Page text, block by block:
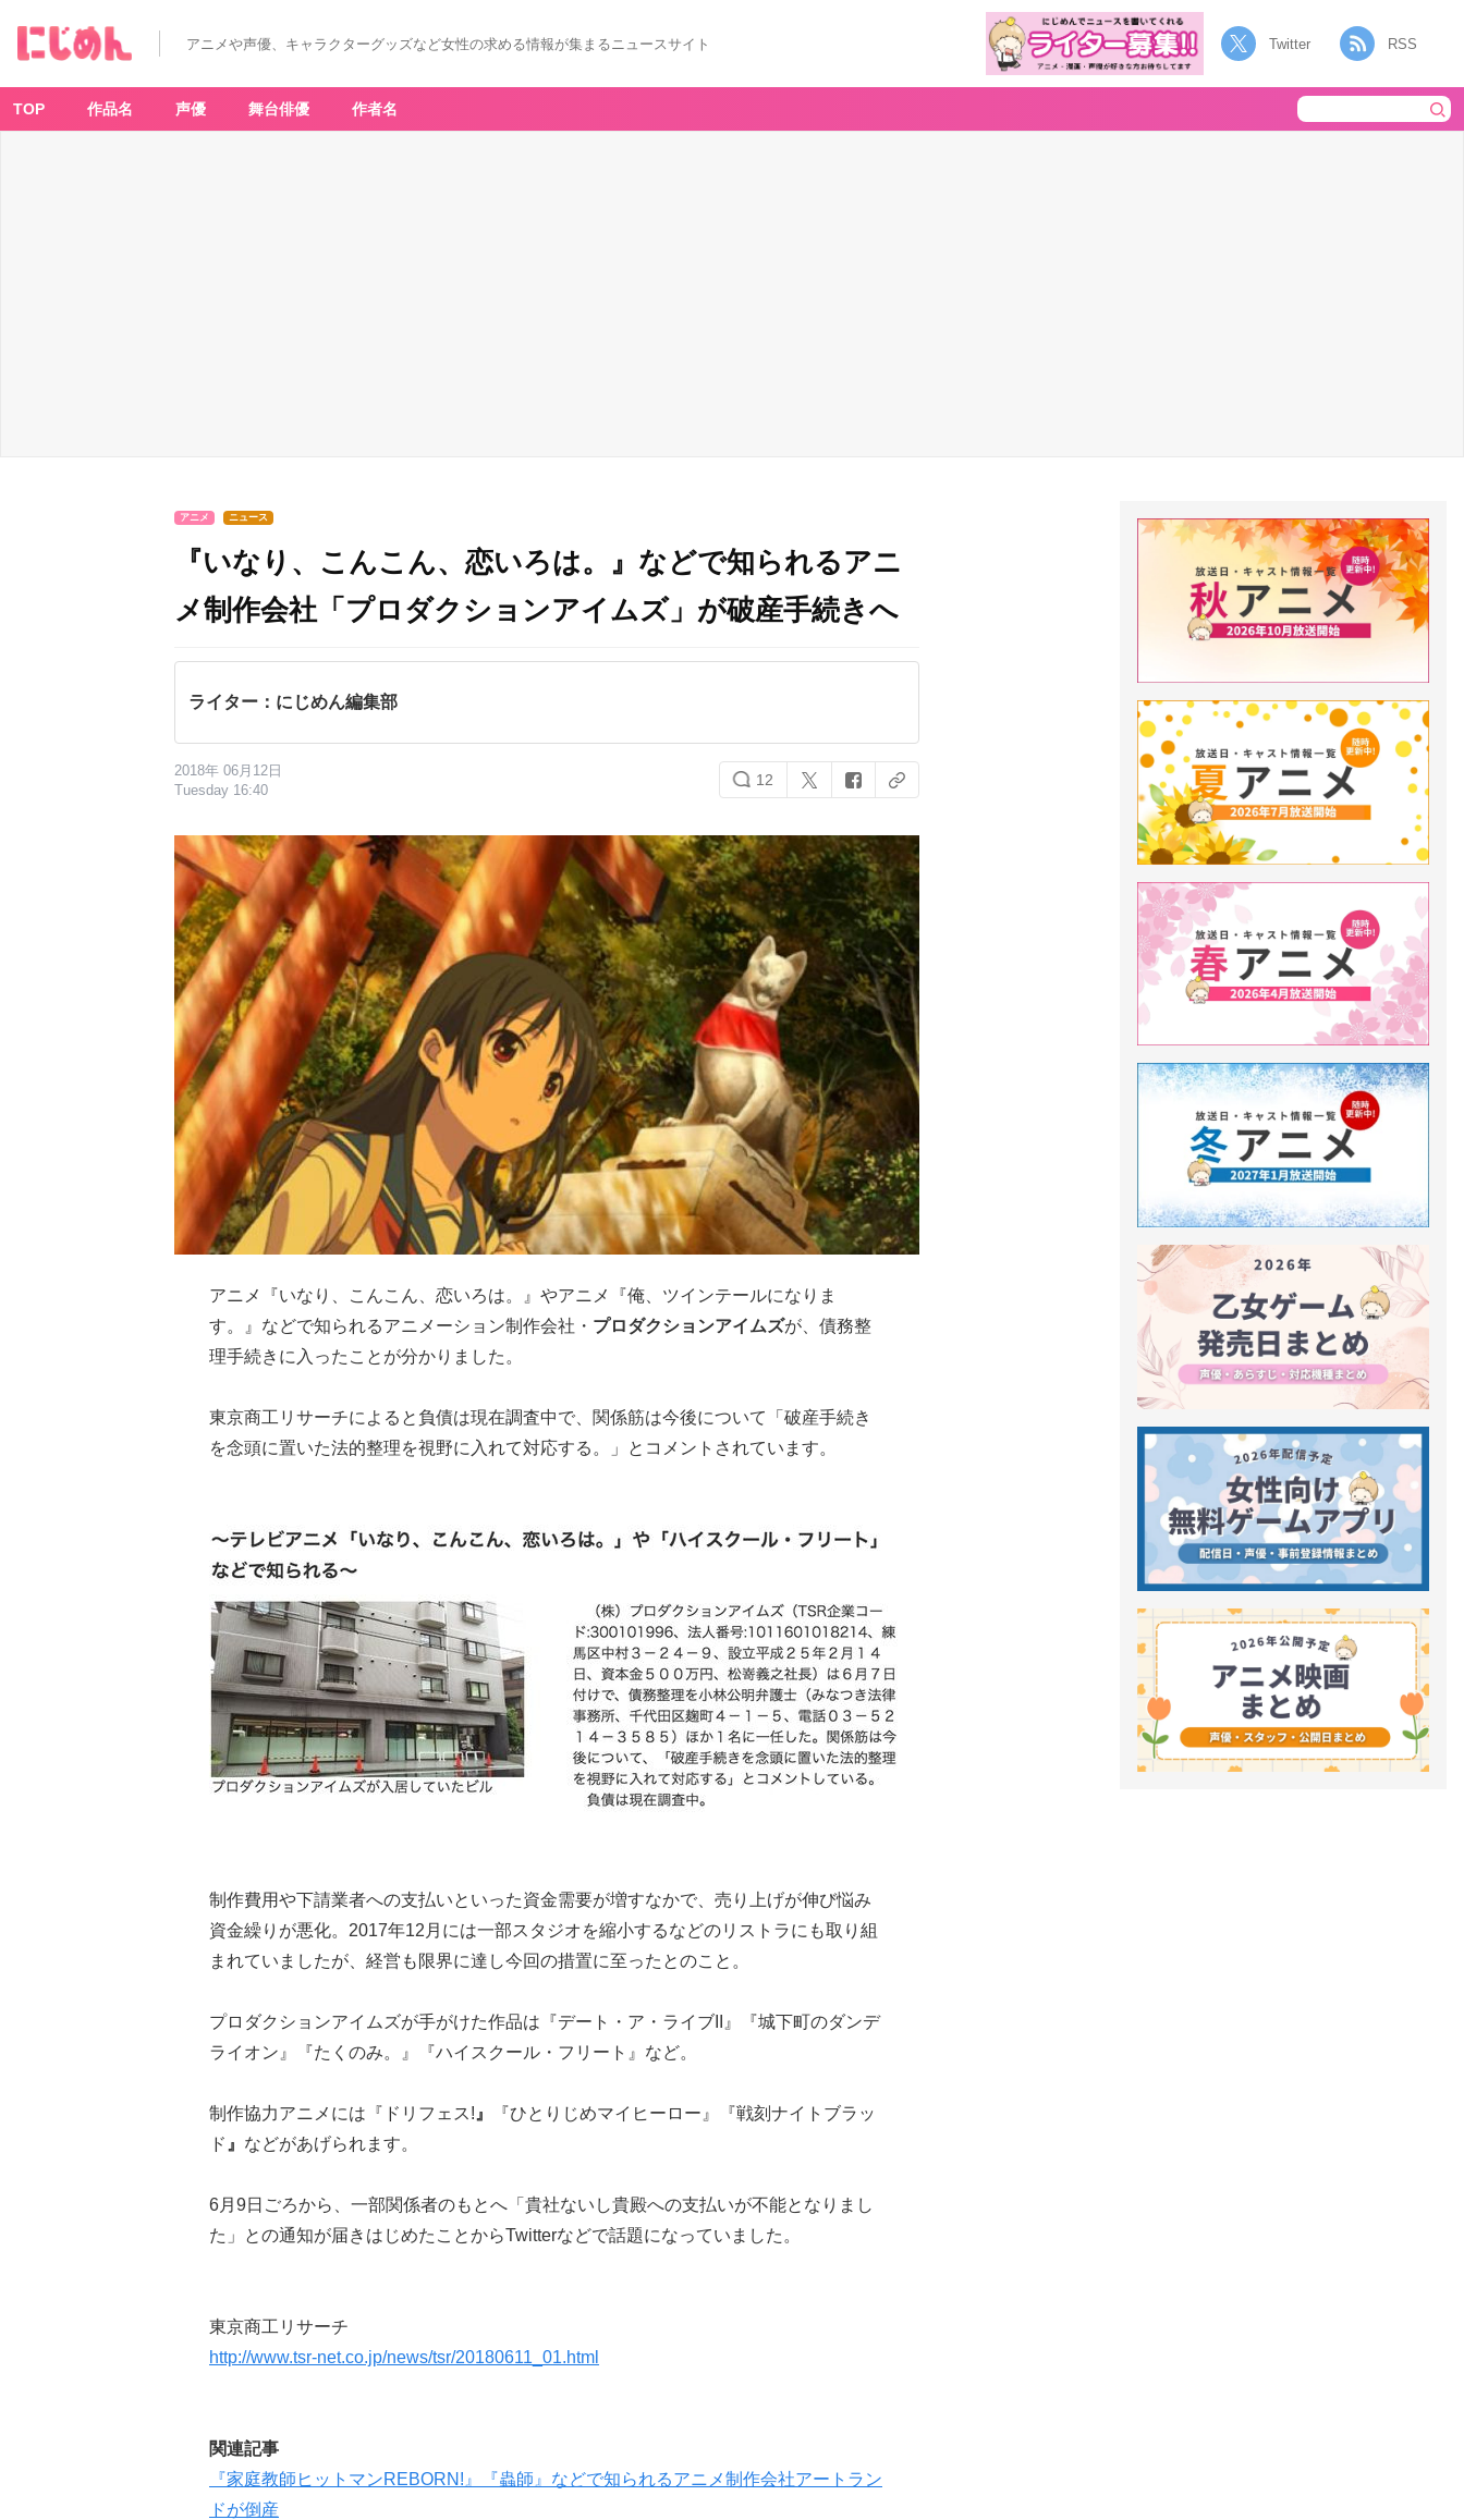
アニメや声優、キャラクターグッズなど女性の求める情報が集まるニュースサイト Twitter RSS
TOP 作品名 声優 舞台俳優 作者名
アニメ ニュース
『いなり、こんこん、恋いろは。』などで知られるアニ
メ制作会社「プロダクションアイムズ」が破産手続きへ
ライター：にじめん編集部
2018年 06月12日
Tuesday 16:40
12
アニメ『いなり、こんこん、恋いろは。』やアニメ『俺、ツインテールになりま
す。』などで知られるアニメーション制作会社・ プロダクションアイムズが、債務整
理手続きに入ったことが分かりました。
東京商工リサーチによると負債は現在調査中で、関係筋は今後について「破産手続き
を念頭に置いた法的整理を視野に入れて対応する。」とコメントされています。
制作費用や下請業者への支払いといった資金需要が増すなかで、売り上げが伸び悩み
資金繰りが悪化。2017年12月には一部スタジオを縮小するなどのリストラにも取り組
まれていましたが、経営も限界に達し今回の措置に至ったとのこと。
プロダクションアイムズが手がけた作品は『デート・ア・ライブII』『城下町のダンデ
ライオン』『たくのみ。』『ハイスクール・フリート』など。
制作協力アニメには『ドリフェス! 』 『ひとりじめマイヒーロー 』『戦刻ナイトブラッ
ド 』 などがあげられます。
6月9日ごろから、一部関係者のもとへ「貴社ないし貴殿への支払いが不能となりまし
た」との通知が届きはじめたことからTwitterなどで話題になっていました。
東京商工リサーチ
http://www.tsr-net.co.jp/news/tsr/20180611_01.html
関連記事
『家庭教師ヒットマンREBORN!』『蟲師』などで知られるアニメ制作会社アートラン
ドが倒産